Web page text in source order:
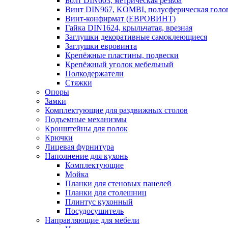
Винт DIN967, KOMBI, полусферическая
Винт-конфирмат (ЕВРОВИНТ)
Гайка DIN1624, крыльчатая, врезная
Заглушки декоративные самоклеющиеся
Заглушки евровинта
Крепёжные пластины, подвески
Крепёжный уголок мебельный
Полкодержатели
Стяжки
Опоры
Замки
Комплектующие для раздвижных столов
Подъемные механизмы
Кронштейны для полок
Крючки
Лицевая фурнитура
Наполнение для кухонь
Комплектующие
Мойка
Планки для стеновых панелей
Планки для столешниц
Плинтус кухонный
Посудосушитель
Направляющие для мебели